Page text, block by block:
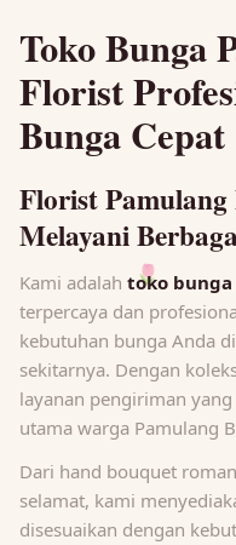
🌷
Toko Bunga
Florist
Bunga Cepat
Florist
Melayani
Kami adalah toko
terpercaya dan
kebutuhan bunga Anda
sekitarnya. Dengan
layanan pengiriman
utama warga Pamulang
Dari hand bouquet
selamat, kami
disesuaikan dengan